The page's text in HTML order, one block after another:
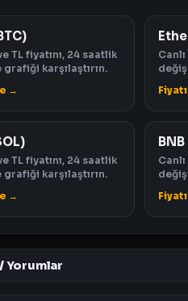
TL fiyatını, 24 saatlik
karşılaştırın.
→
TL fiyatını, 24 saatlik
karşılaştırın.
→
Yorumlar